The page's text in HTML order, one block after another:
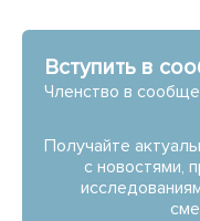
Вступить в
Членство в
Получайте
с новостями,